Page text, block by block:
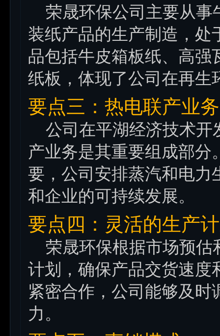
荣晟环保公司主要从事
装纸产品的生产制造，处
品包括牛皮箱板纸、高强
纸板，体现了公司在再生
要点三：热电联产业务
公司在平湖经济技术开
产业务是其重要组成部
要，公司安排蒸汽和电力
和企业的可持续发展。
要点四：灵活的生产
荣晟环保根据市场预估
计划，确保产品交货速度
紧密合作，公司能够及
力。